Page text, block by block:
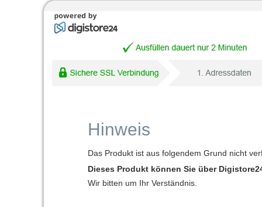
Hinweis
Das Produkt ist aus folgendem Grund nicht
Dieses Produkt können Sie über
Wir bitten um Ihr Verständnis.